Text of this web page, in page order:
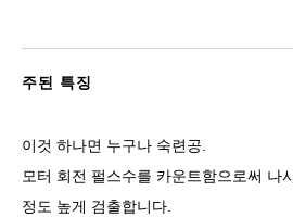
주된 특징
이것 하나면 누구나 숙련공.
모터 회전 펄스수를 카운트함으로써 나
정도 높게 검출합니다.